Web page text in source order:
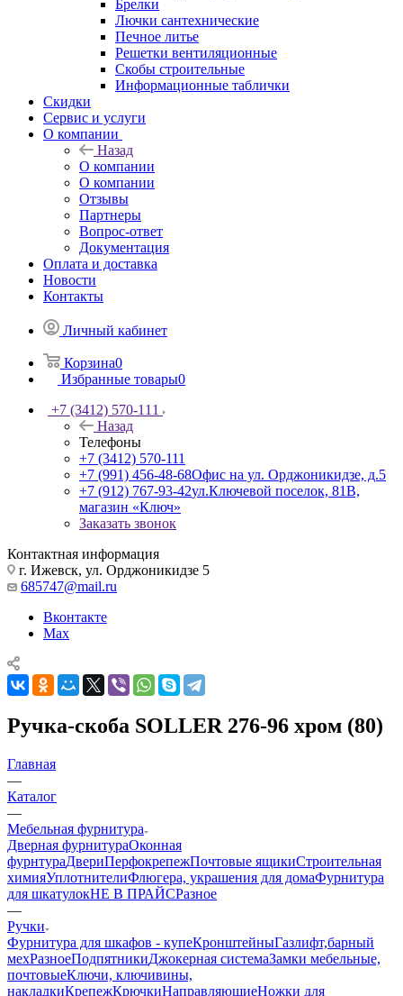
Брелки
Лючки сантехнические
Печное литье
Решетки вентиляционные
Скобы строительные
Информационные таблички
Скидки
Сервис и услуги
О компании
Назад
О компании
О компании
Отзывы
Партнеры
Вопрос-ответ
Документация
Оплата и доставка
Новости
Контакты
Личный кабинет
Корзина0
Избранные товары0
+7 (3412) 570-111
Назад
Телефоны
+7 (3412) 570-111
+7 (991) 456-48-68Офис на ул. Орджоникидзе, д.5
+7 (912) 767-93-42ул.Ключевой поселок, 81В,
магазин «Ключ»
Заказать звонок
Контактная информация
г. Ижевск, ул. Орджоникидзе 5
685747@mail.ru
Вконтакте
Max
Ручка-скоба SOLLER 276-96 хром (80)
Главная
—
Каталог
—
Мебельная фурнитура
Дверная фурнитураОконная
фурнтураДвериПерфокрепежПочтовые ящикиСтроительная
химияУплотнителиФлюгера, украшения для домаФурнитура
для шкатулокНЕ В ПРАЙСРазное
—
Ручки
Фурнитура для шкафов - купеКронштейныГазлифт,барный
мехРазноеПодпятникиДжокерная системаЗамки мебельные,
почтовыеКлючи, ключивины,
накладкиКрепежКрючкиНаправляющиеНожки для